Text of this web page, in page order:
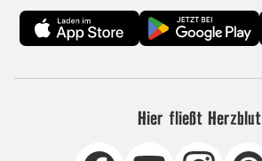
Hier fließt Herzblut